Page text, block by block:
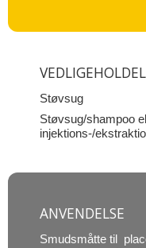
Støvsug
Støvsug/shampoo
injektions-/
ANVENDELSE
Smudsmåtte til